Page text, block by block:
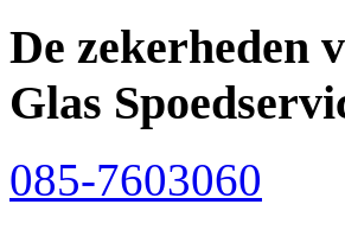
De zekerheden
Glas
085-7603060